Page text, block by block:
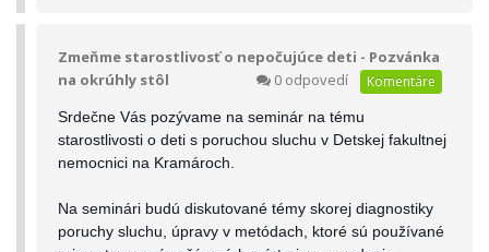
Zmeňme starostlivosť o nepočujúce deti - Pozvánka
na okrúhly stôl
0 odpovedí Komentáre
Srdečne Vás pozývame na seminár na tému
starostlivosti o deti s poruchou sluchu v Detskej fakultnej
nemocnici na Kramároch.
Na seminári budú diskutované témy skorej diagnostiky
poruchy sluchu, úpravy v metódach, ktoré sú používané